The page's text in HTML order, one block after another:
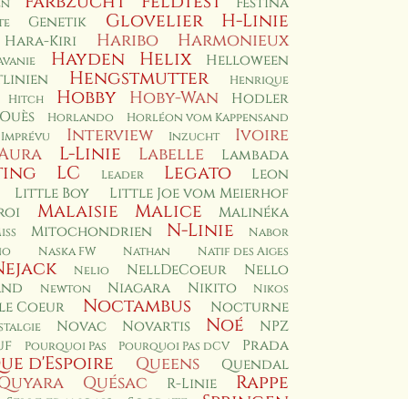
Genetik Glovelier H-Linie
Hara-Kiri Haribo Harmonieux
Hayden Helix
Helloween
Hengstmutter
Henrique
Hitch
Hobby Hoby-Wan
Hodler
Horlando
Horléon vom Kappensand
Imprévu
Interview Inzucht
Ivoire
L-Linie Labelle Lambada
LC Leader Legato
Leon
Little Boy
Little Joe vom Meierhof
Malaisie Malice Malinéka
Mitochondrien N-Linie
Nabor
Naska FW Nathan Natif des Aiges
Nelio NellDeCoeur
Nello
Newton Niagara Nikito Nikos
Coeur Noctambus Nocturne
Novac Novartis Noé
NPZ
Pourquoi Pas Pourquoi Pas dCV Prada
d'Espoire Queens Quendal
Quésac R-Linie Rappe